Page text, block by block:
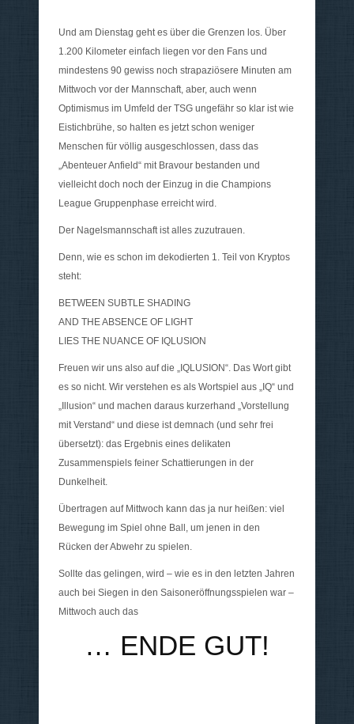
Und am Dienstag geht es über die Grenzen los. Über
1.200 Kilometer einfach liegen vor den Fans und
mindestens 90 gewiss noch strapaziösere Minuten am
Mittwoch vor der Mannschaft, aber, auch wenn
Optimismus im Umfeld der TSG ungefähr so klar ist wie
Eistichbrühe, so halten es jetzt schon weniger
Menschen für völlig ausgeschlossen, dass das
„Abenteuer Anfield“ mit Bravour bestanden und
vielleicht doch noch der Einzug in die Champions
League Gruppenphase erreicht wird.
Der Nagelsmannschaft ist alles zuzutrauen.
Denn, wie es schon im dekodierten 1. Teil von Kryptos
steht:
BETWEEN SUBTLE SHADING
AND THE ABSENCE OF LIGHT
LIES THE NUANCE OF IQLUSION
Freuen wir uns also auf die „IQLUSION“. Das Wort gibt
es so nicht. Wir verstehen es als Wortspiel aus „IQ“ und
„Illusion“ und machen daraus kurzerhand „Vorstellung
mit Verstand“ und diese ist demnach (und sehr frei
übersetzt): das Ergebnis eines delikaten
Zusammenspiels feiner Schattierungen in der
Dunkelheit.
Übertragen auf Mittwoch kann das ja nur heißen: viel
Bewegung im Spiel ohne Ball, um jenen in den
Rücken der Abwehr zu spielen.
Sollte das gelingen, wird – wie es in den letzten Jahren
auch bei Siegen in den Saisoneröffnungsspielen war –
Mittwoch auch das
… ENDE GUT!